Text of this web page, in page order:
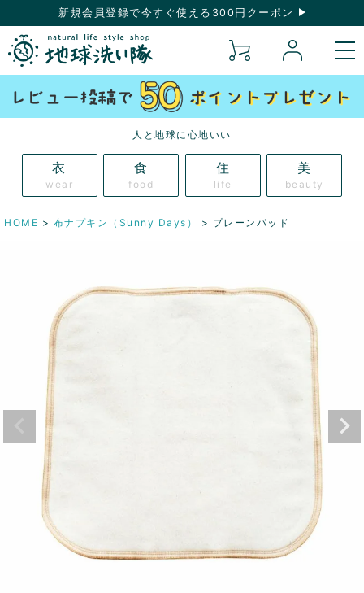
新規会員登録で今すぐ使える300円クーポン
人と地球に心地いい
衣
wear
食
food
住
life
美
beauty
HOME 布ナプキン（Sunny Days） プレーンパッド